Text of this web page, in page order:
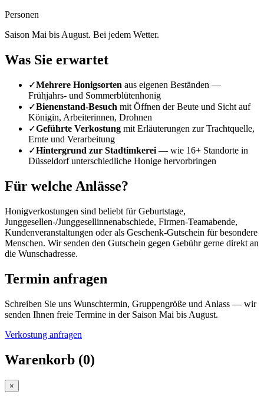
Personen
Saison Mai bis August. Bei jedem Wetter.
Was Sie erwartet
✓Mehrere Honigsorten aus eigenen Beständen —
Frühjahrs- und Sommerblütenhonig
✓Bienenstand-Besuch mit Öffnen der Beute und Sicht auf
Königin, Arbeiterinnen, Drohnen
✓Geführte Verkostung mit Erläuterungen zur Trachtquelle,
Ernte und Verarbeitung
✓Hintergrund zur Stadtimkerei— wie 16+ Standorte in
Düsseldorfunterschiedliche Honige hervorbringen
Für welche Anlässe?
Honigverkostungen sind beliebt für Geburtstage,
Junggesellen-/Junggesellinnenabschiede, Firmen-Teamabende,
Kundenveranstaltungen oder als Geschenk-Gutschein für besondere
Menschen. Wir senden den Gutschein gegen Gebühr gerne direkt an
die Wunschadresse.
Termin anfragen
Schreiben Sie uns Wunschtermin, Gruppengröße und Anlass — wir
senden Ihnen freie Termine in der Saison Mai bis August.
Verkostung anfragen
Warenkorb (0)
×